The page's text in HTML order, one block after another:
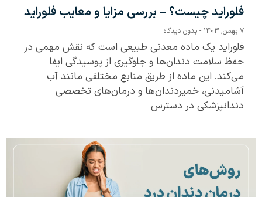
فلوراید چیست؟ – بررسی مزایا و معایب فلوراید
۷ بهمن, ۱۴۰۳ بدون دیدگاه
فلوراید یک ماده معدنی طبیعی است که نقش مهمی در
حفظ سلامت دندان‌ها و جلوگیری از پوسیدگی ایفا
می‌کند. این ماده از طریق منابع مختلفی مانند آب
آشامیدنی، خمیردندان‌ها و درمان‌های تخصصی
دندانپزشکی در دسترس